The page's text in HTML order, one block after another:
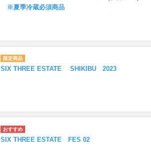
※夏季冷蔵必須商品
SIX THREE ESTATE SHIKIBU 2023
SIX THREE ESTATE FES 02